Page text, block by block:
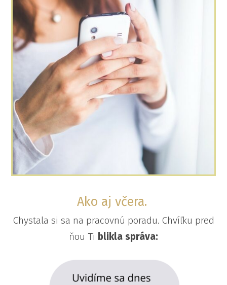
Ako aj včera.
Chystala si sa na pracovnú poradu. Chvíľku pred
ňou Ti blikla správa: